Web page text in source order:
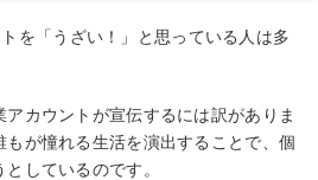
を「うざい！」と思っている人は多
カウントが宣伝するには訳がありま
が憧れる生活を演出することで、個
しているのです。